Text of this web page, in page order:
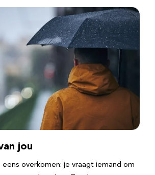
jou
eens overkomen: je vraagt iemand om